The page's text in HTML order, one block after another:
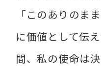
「このありのま
に価値として伝
間、私の使命は